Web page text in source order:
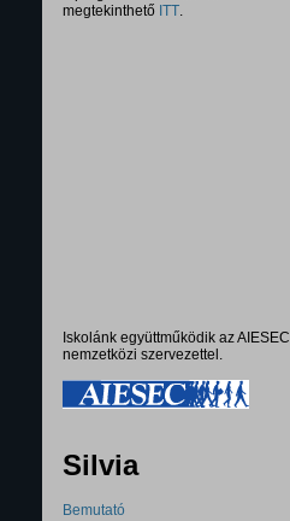
megtekinthető ITT.
Iskolánk együttműködik az AIESEC
nemzetközi szervezettel.
Silvia
Bemutató